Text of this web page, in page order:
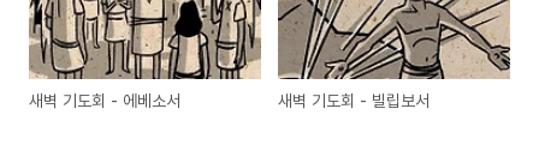
새벽 기도회 - 에베소서 새벽 기도회 - 빌립보서